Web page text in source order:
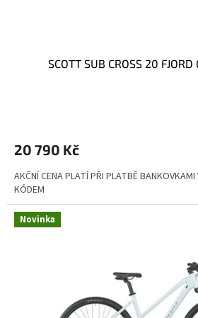
SCOTT SUB CROSS 20
20 790 Kč
AKČNÍ CENA PLATÍ PŘI PLATBĚ
KÓDEM
Novinka